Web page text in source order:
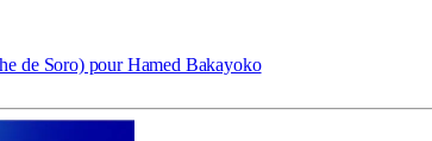
de Soro) pour Hamed Bakayoko